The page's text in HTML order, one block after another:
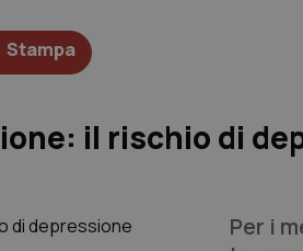
Stampa
il rischio di
Per i